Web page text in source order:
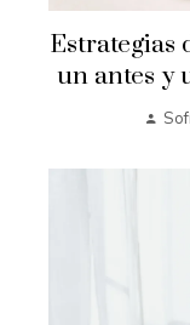
Estrategias
un antes y